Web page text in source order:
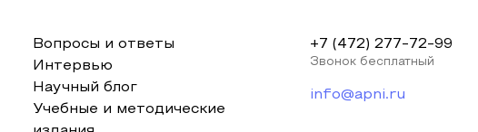
Вопросы и ответы
Интервью
Научный блог
Учебные и методические
+7 (472) 277-72-99
Звонок бесплатный
info@apni.ru